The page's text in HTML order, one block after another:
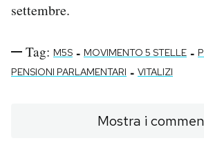
settembre.
Tag: M5S - MOVIMENTO 5 STELLE -
PENSIONI PARLAMENTARI - VITALIZI
Mostra i